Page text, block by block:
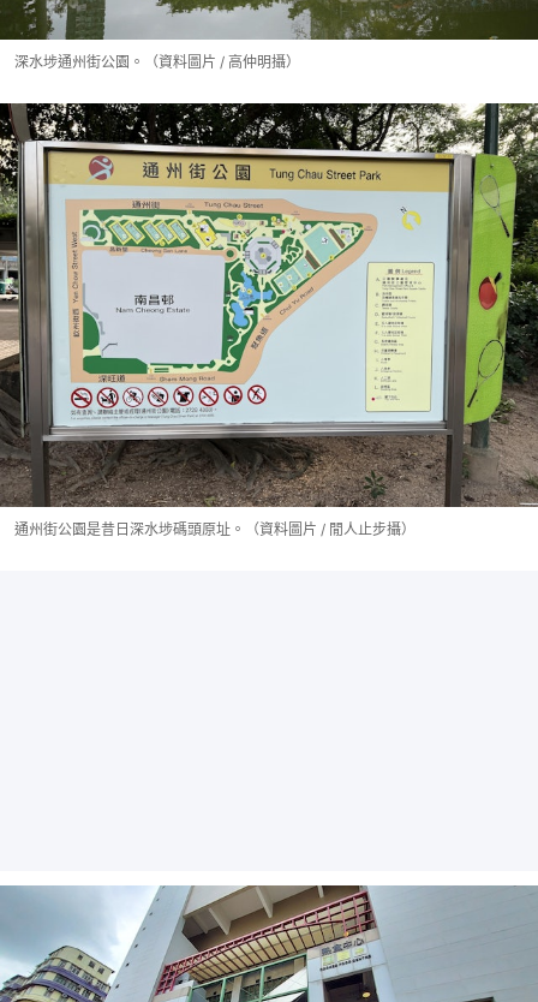
深水埗通州街公園。（資料圖片 / 高仲明攝）
通州街公園是昔日深水埗碼頭原址。（資料圖片 / 閒人止步攝）